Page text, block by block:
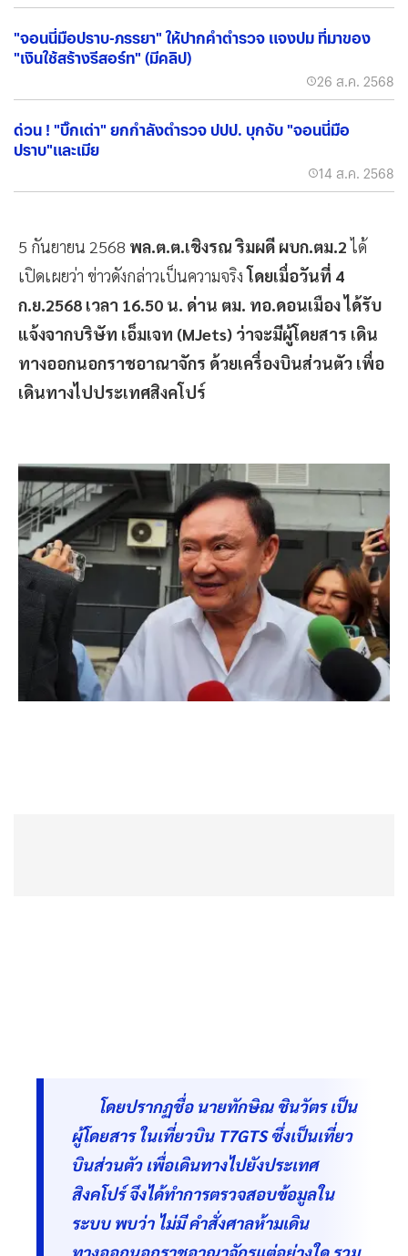
"จอนนี่มือปราบ-ภรรยา" ให้ปากคำตำรวจ แจงปม ที่มาของ
"เงินใช้สร้างรีสอร์ท" (มีคลิป)
26 ส.ค. 2568
ด่วน ! "บิ๊กเต่า" ยกกำลังตำรวจ ปปป. บุกจับ "จอนนี่มือ
ปราบ"และเมีย
14 ส.ค. 2568
5 กันยายน 2568 พล.ต.ต.เชิงรณ ริมผดี ผบก.ตม.2ได้
เปิดเผยว่า ข่าวดังกล่าวเป็นความจริงโดยเมื่อวันที่ 4
ก.ย.2568 เวลา 16.50 น. ด่าน ตม. ทอ.ดอนเมือง ได้รับ
แจ้งจากบริษัท เอ็มเจท (MJets) ว่าจะมีผู้โดยสาร เดิน
ทางออกนอกราชอาณาจักร ด้วยเครื่องบินส่วนตัว เพื่อ
เดินทางไปประเทศสิงคโปร์
โดยปรากฏชื่อ นายทักษิณ ชินวัตร เป็น
ผู้โดยสาร ในเที่ยวบิน T7GTS ซึ่งเป็นเที่ยว
บินส่วนตัว เพื่อเดินทางไปยังประเทศ
สิงคโปร์ จึงได้ทำการตรวจสอบข้อมูลใน
ระบบ พบว่า ไม่มี คำสั่งศาลห้ามเดิน